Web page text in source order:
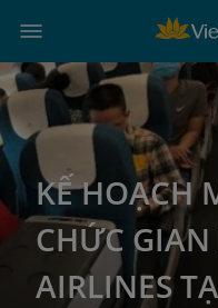
KẾ HOẠCH
CHỨC
AIRLINES